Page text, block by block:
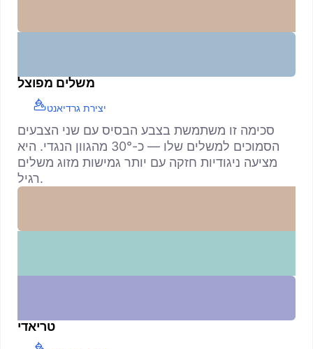
משלים מפוצל
יצירת גרדיאנט
סכימה זו משתמשת בצבע הבסיס עם שני הצבעים
הסמוכים למשלים שלו — כ-30° מהגוון הנגדי. היא
מציעה ניגודיות חזקה עם יותר גמישות מזוג משלים
רגיל.
טריאדי